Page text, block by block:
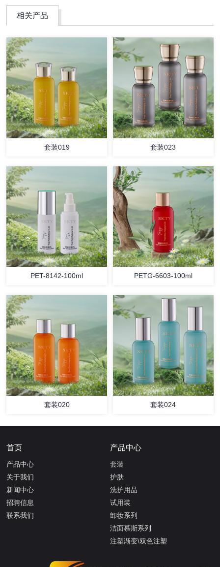
相关产品
套装019 套装023
PET-8142-100ml PETG-6603-100ml
套装020 套装024
首页
产品中心
关于我们
新闻中心
招聘信息
联系我们
产品中心
套装
护肤
洗护用品
试用装
卸妆系列
洁面慕斯系列
注塑渐变\双色注塑